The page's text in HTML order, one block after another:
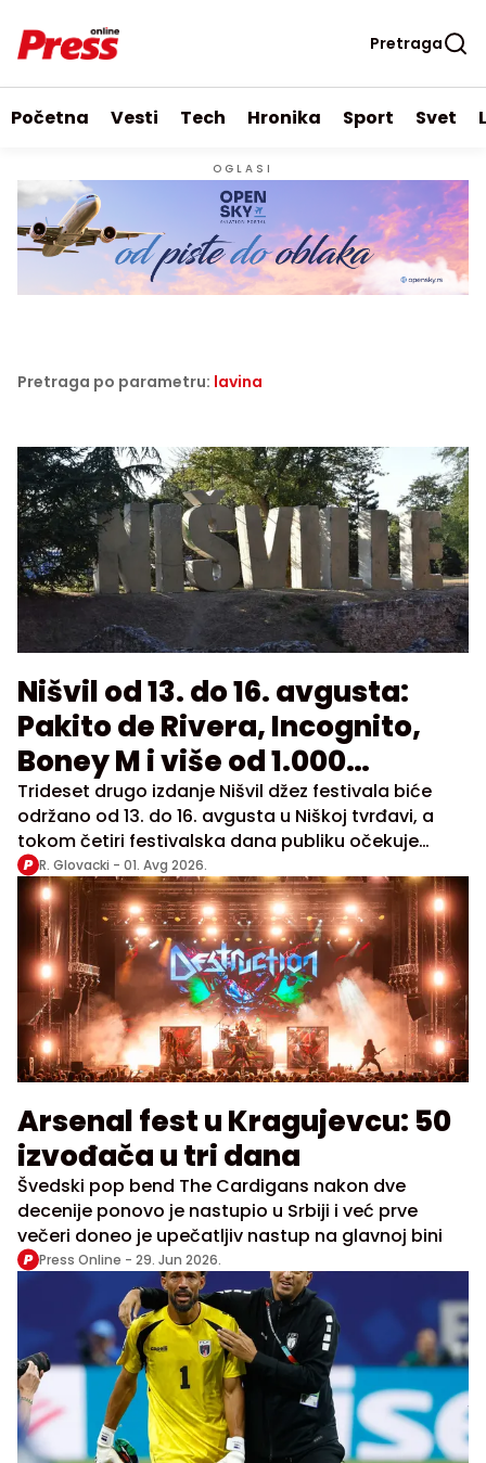
Pretraga
Početna Vesti Tech Hronika Sport Svet
OGLASI
Pretraga po parametru: lavina
Nišvil od 13. do 16. avgusta:
Pakito de Rivera, Incognito,
Boney M i više od 1.000
izvođača na festivalu
Trideset drugo izdanje Nišvil džez festivala biće
održano od 13. do 16. avgusta u Niškoj tvrđavi, a
tokom četiri festivalska dana publiku očekuje
gotovo 300 programa i oko 1.000 izvođača iz
zemlje i inostranstva
R. Glovacki - 01. Avg 2026.
Arsenal fest u Kragujevcu: 50
izvođača u tri dana
Švedski pop bend The Cardigans nakon dve
decenije ponovo je nastupio u Srbiji i već prve
večeri doneo je upečatljiv nastup na glavnoj bini
Press Online - 29. Jun 2026.